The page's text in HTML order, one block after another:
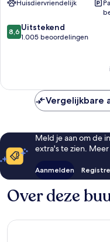
Huisdiervriendelijk
8.6
van
8,6 Uitstekend
1.005 beoordelingen
Vergelijkbare
Meld je aan om de
extra's te zien.
Aanmelden
Over deze